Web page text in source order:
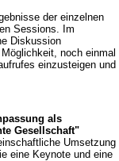
der einzelnen
Sessions. Im
Diskussion
noch einmal
einzusteigen und
als
Gesellschaft"
Umsetzung
eine Keynote und eine